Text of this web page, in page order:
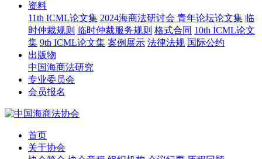
资料
11th ICML论文集 2024海商法研讨会 青年论坛论文集 临
时仲裁规则 临时仲裁服务规则 格式合同 10th ICML论文
集 9th ICML论文集 案例展示 法律法规 国际公约
出版物
中国海商法研究
专业委员会
会员报名
首页
关于协会